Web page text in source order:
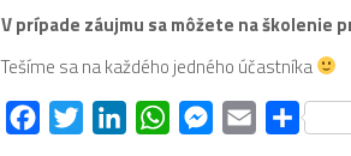
V prípade záujmu sa môžete na
Tešíme sa na každého jedného účastníka
FacebookTwitterLinkedInWhatsAppMessenger
Email Share